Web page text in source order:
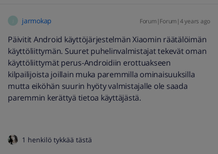
jarmokap Forum|Forum|4 years ago
Päivitit Android käyttöjärjestelmän Xiaomin räätälöimän
käyttöliittymän. Suuret puhelinvalmistajat tekevät oman
käyttöliittymät perus-Androidiin erottuakseen
kilpailijoista joillain muka paremmilla ominaisuuksilla
mutta eiköhän suurin hyöty valmistajalle ole saada
paremmin kerättyä tietoa käyttäjästä.
1 henkilö tykkää tästä